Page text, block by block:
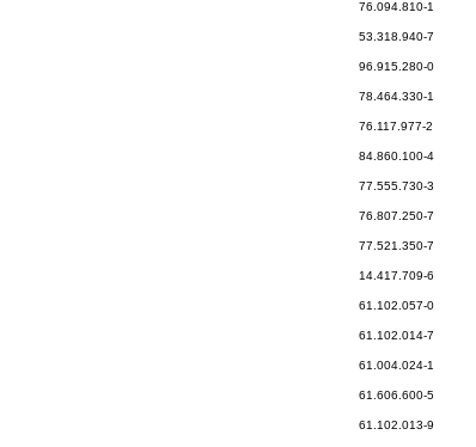
76.094.810-1
53.318.940-7
96.915.280-0
78.464.330-1
76.117.977-2
84.860.100-4
77.555.730-3
76.807.250-7
77.521.350-7
14.417.709-6
61.102.057-0
61.102.014-7
61.004.024-1
61.606.600-5
61.102.013-9